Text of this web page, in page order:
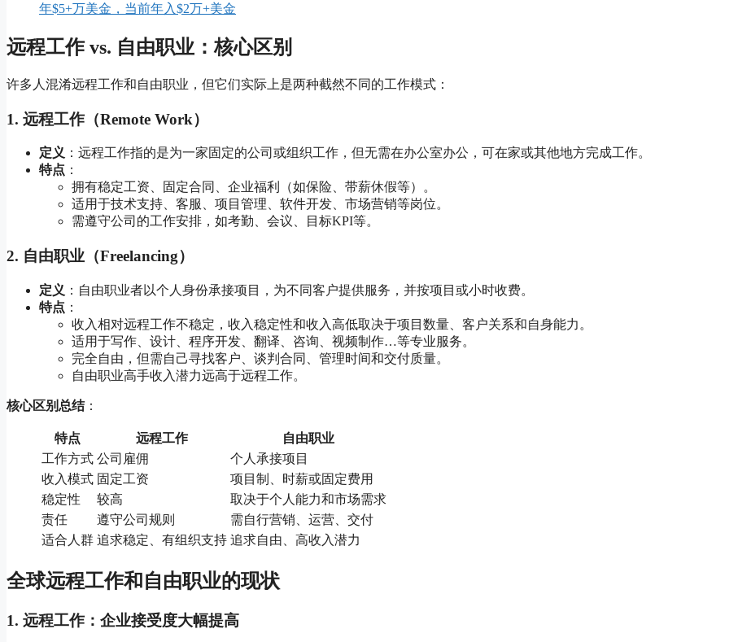
年$5+万美金，当前年入$2万+美金
远程工作 vs. 自由职业：核心区别
许多人混淆远程工作和自由职业，但它们实际上是两种截然不同的工作模式：
1. 远程工作（Remote Work）
定义 ：远程工作指的是为一家固定的公司或组织工作，但无需在办公室办公，可在家或其他地方完成工作。
特点 ：
拥有稳定工资、固定合同、企业福利（如保险、带薪休假等）。
适用于技术支持、客服、项目管理、软件开发、市场营销等岗位。
需遵守公司的工作安排，如考勤、会议、目标KPI等。
2. 自由职业（Freelancing）
定义 ：自由职业者以个人身份承接项目，为不同客户提供服务，并按项目或小时收费。
特点 ：
收入相对远程工作不稳定，收入稳定性和收入高低取决于项目数量、客户关系和自身能力。
适用于写作、设计、程序开发、翻译、咨询、视频制作…等专业服务。
完全自由，但需自己寻找客户、谈判合同、管理时间和交付质量。
自由职业高手收入潜力远高于远程工作。
核心区别总结：
特点 远程工作
自由职业
工作方式 公司雇佣
个人承接项目
收入模式 固定工资
项目制、时薪或固定费用
稳定性
较高
取决于个人能力和市场需求
责任
遵守公司规则
需自行营销、运营、交付
适合人群 追求稳定、有组织支持 追求自由、高收入潜力
全球远程工作和自由职业的现状
1. 远程工作：企业接受度大幅提高